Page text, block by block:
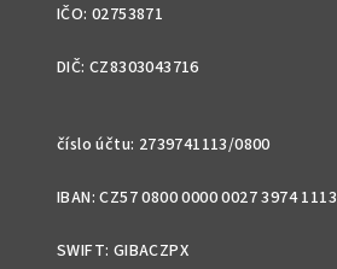
IČO: 02753871
DIČ: CZ8303043716
číslo účtu: 2739741113/0800
IBAN: CZ57 0800 0000 0027 3974 1113
SWIFT: GIBACZPX